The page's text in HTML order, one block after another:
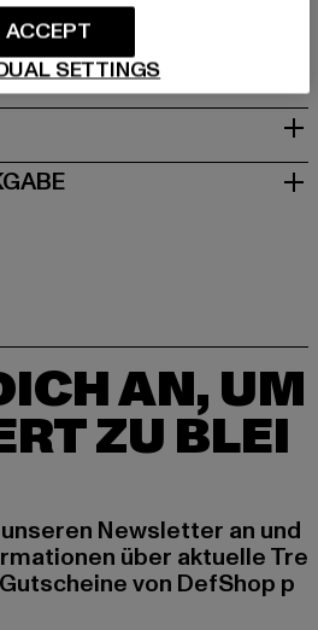
AN, UM
ZU BLEI
Newsletter an und
über aktuelle Tre
von DefShop p
SETTINGS
ACCEPT